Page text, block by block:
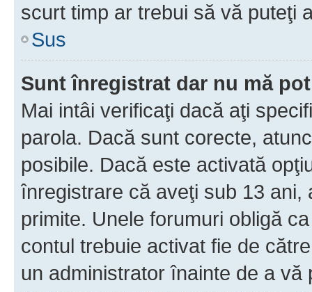
scurt timp ar trebui să vă puteţi
Sus
Sunt înregistrat dar nu mă
Mai intâi verificaţi dacă aţi
parola. Dacă sunt corecte,
posibile. Dacă este activată
înregistrare că aveţi sub 13
primite. Unele forumuri obligă
contul trebuie activat fie de
un administrator înainte de a